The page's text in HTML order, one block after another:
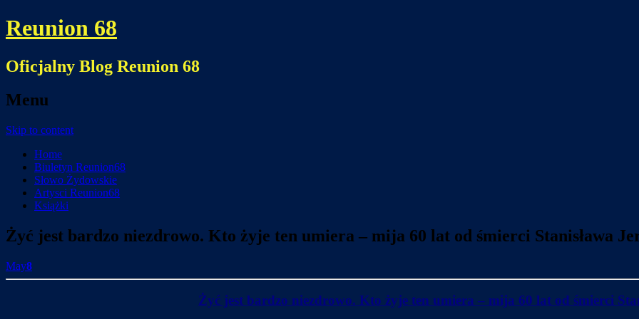
Reunion 68
Oficjalny Blog Reunion 68
Menu
Skip to content
Home
Biuletyn Reunion68
Słowo Żydowskie
Artysci Reunion68
Książki
Żyć jest bardzo niezdrowo. Kto żyje ten umiera – mija 60 lat od śmierci Stanisława
May8
Żyć jest bardzo niezdrowo. Kto żyje ten umiera – mija 60 lat od śmierci